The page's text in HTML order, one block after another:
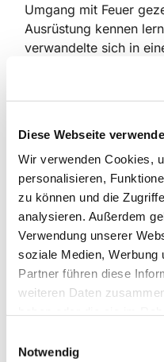
Diese Webseite
Wir verwenden Cookies,
personalisieren,
zu können und die
analysieren. Außerdem
Verwendung unserer
soziale Medien, Werbung
Partner führen diese
weiteren Daten
Notwendig
Umgang mit Feuer
Ausrüstung kennen
verwandelte sich in
Ausrüsung ist ganz
war der Besuch in
alle Werkzeuge
noch jedes Kind in das
Probesitzen.
Dies